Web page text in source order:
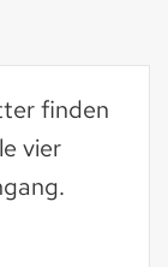
finden
vier